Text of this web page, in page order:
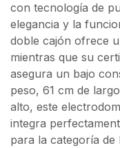
con tecnología de
elegancia y la
doble cajón ofrece
mientras que su
asegura un bajo
peso, 61 cm de
alto, este
integra
para la categoría